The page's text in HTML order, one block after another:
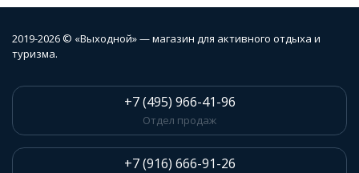
2019-2026 © «Выходной» — магазин для активного отдыха и
туризма.
+7 (495) 966-41-96
Отдел продаж
+7 (916) 666-91-26